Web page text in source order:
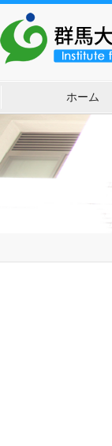
ホーム